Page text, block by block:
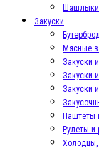
Шашлыки
Закуски
Мясные
Закуски
Закуски
Закуски
Паштеты
Рулеты и
Холодцы,